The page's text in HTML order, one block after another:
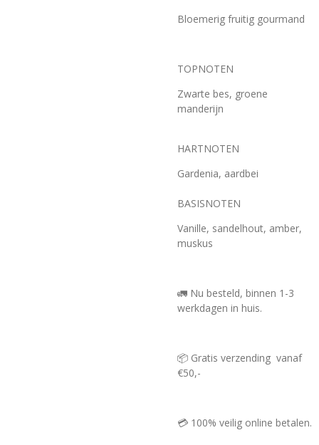
Bloemerig fruitig gourmand
TOPNOTEN
Zwarte bes, groene
manderijn
HARTNOTEN
Gardenia, aardbei
BASISNOTEN
Vanille, sandelhout, amber,
muskus
🚛 Nu besteld, binnen 1-3
werkdagen in huis.
📦 Gratis verzending vanaf
€50,-
💳 100% veilig online betalen.